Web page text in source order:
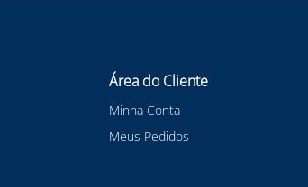
Área do Cliente
Minha Conta
Meus Pedidos